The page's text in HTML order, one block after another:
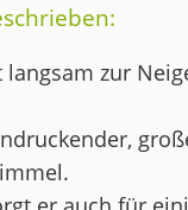
langsam zur